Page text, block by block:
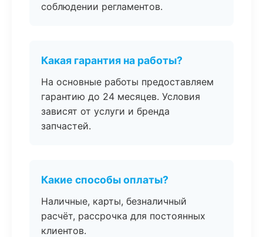
соблюдении регламентов.
Какая гарантия на работы?
На основные работы предоставляем
гарантию до 24 месяцев. Условия
зависят от услуги и бренда
запчастей.
Какие способы оплаты?
Наличные, карты, безналичный
расчёт, рассрочка для постоянных
клиентов.